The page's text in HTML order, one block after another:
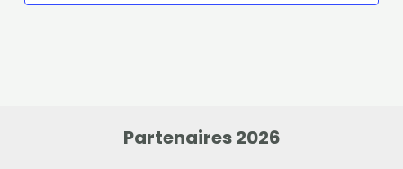
Partenaires 2026